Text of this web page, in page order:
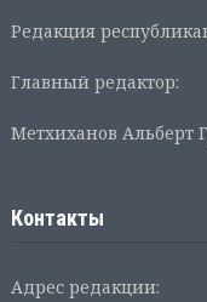
Редакция
Главный редактор:
Метхиханов Альберт
Контакты
Адрес редакции: